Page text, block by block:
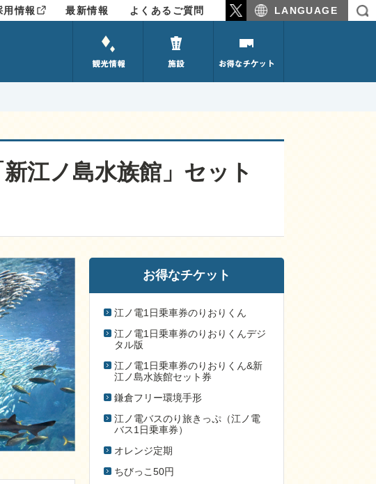
用情報 最新情報 よくあるご質問 LANGUAGE
江ノ島水族館」セット
お得なチケット
江ノ電1日乗車券のりおりくん
江ノ電1日乗車券のりおりくんデジ
タル版
江ノ電1日乗車券のりおりくん&新
江ノ島水族館セット券
鎌倉フリー環境手形
江ノ電バスのり旅きっぷ（江ノ電
バス1日乗車券）
オレンジ定期
ちびっこ50円